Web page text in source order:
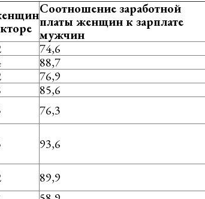
Соотношение заработной
платы женщин к зарплате
мужчин
74,6
88,7
76,9
85,6
76,3
93,6
89,9